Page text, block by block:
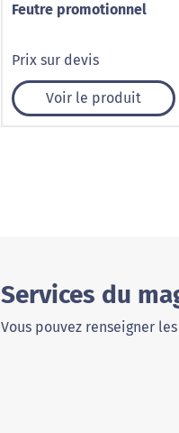
Feutre promotionnel
Prix sur devis
Voir le produit
Services du
Vous pouvez renseigner